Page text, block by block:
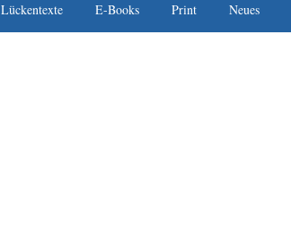
Lückentexte E-Books Print Neues